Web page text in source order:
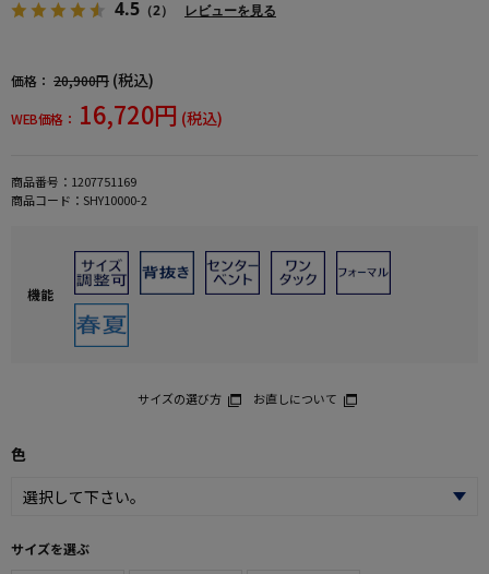
4.5 （2） レビューを見る
価格： 20,900円 (税込)
WEB価格： 16,720円 (税込)
商品番号： 1207751169
商品コード： SHY10000-2
機能
サイズの選び方 お直しについて
色
サイズを選ぶ